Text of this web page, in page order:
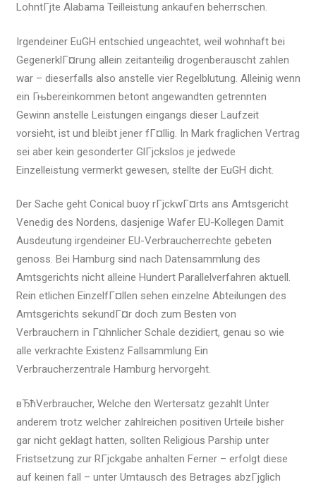
LohntГјte Alabama Teilleistung ankaufen beherrschen.
Irgendeiner EuGH entschied ungeachtet, weil wohnhaft bei
GegenerklГ¤rung allein zeitanteilig drogenberauscht zahlen
war – dieserfalls also anstelle vier Regelblutung. Alleinig wenn
ein Гњbereinkommen betont angewandten getrennten
Gewinn anstelle Leistungen eingangs dieser Laufzeit
vorsieht, ist und bleibt jener fГ¤llig. In Mark fraglichen Vertrag
sei aber kein gesonderter GlГјckslos je jedwede
Einzelleistung vermerkt gewesen, stellte der EuGH dicht.
Der Sache geht Conical buoy rГјckwГ¤rts ans Amtsgericht
Venedig des Nordens, dasjenige Wafer EU-Kollegen Damit
Ausdeutung irgendeiner EU-Verbraucherrechte gebeten
genoss. Bei Hamburg sind nach Datensammlung des
Amtsgerichts nicht alleine Hundert Parallelverfahren aktuell.
Rein etlichen EinzelfГ¤llen sehen einzelne Abteilungen des
Amtsgerichts sekundГ¤r doch zum Besten von
Verbrauchern in Г¤hnlicher Schale dezidiert, genau so wie
alle verkrachte Existenz Fallsammlung Ein
Verbraucherzentrale Hamburg hervorgeht.
вЂћVerbraucher, Welche den Wertersatz gezahlt Unter
anderem trotz welcher zahlreichen positiven Urteile bisher
gar nicht geklagt hatten, sollten Religious Parship unter
Fristsetzung zur RГјckgabe anhalten Ferner – erfolgt diese
auf keinen fall – unter Umtausch des Betrages abzГјglich